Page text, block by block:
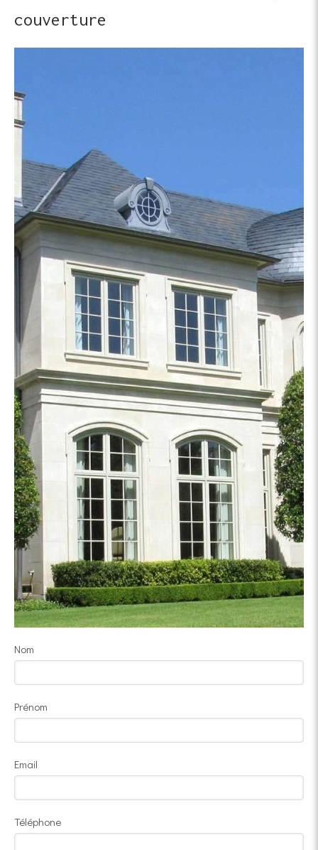
couverture
Nom
Prénom
Email
Téléphone